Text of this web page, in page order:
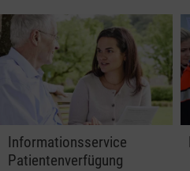
Informationsservice
Patientenverfügung